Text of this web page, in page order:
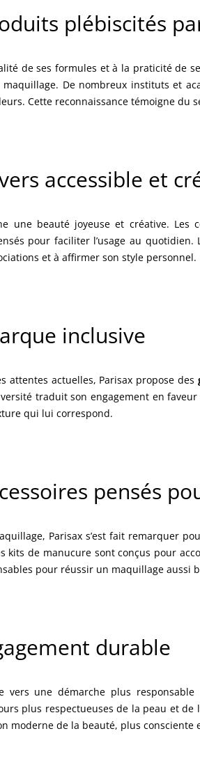
plébiscités
de ses formules et à la praticité de
maquillage. De nombreux instituts et
Cette reconnaissance témoigne du
accessible et
une beauté joyeuse et créative. Les
pour faciliter l’usage au
et à affirmer son style personnel.
inclusive
attentes actuelles, Parisax propose des
traduit son engagement en
qui lui correspond.
pensés
Parisax s’est fait remarquer
kits de manucure sont conçus pour
pour réussir un maquillage aussi
durable
vers une démarche plus
plus respectueuses de la peau et de
moderne de la beauté, plus consciente